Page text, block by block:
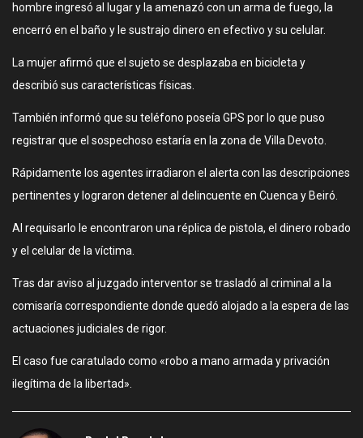
hombre ingresó al lugar y la amenazó con un arma de fuego, la
encerró en el baño y le sustrajo dinero en efectivo y su celular.
La mujer afirmó que el sujeto se desplazaba en bicicleta y
describió sus características físicas.
También informó que su teléfono poseía GPS por lo que puso
registrar que el sospechoso estaría en la zona de Villa Devoto.
Rápidamente los agentes irradiaron el alerta con las descripciones
pertinentes y lograron detener al delincuente en Cuenca y Beiró.
Al requisarlo le encontraron una réplica de pistola, el dinero robado
y el celular de la víctima.
Tras dar aviso al juzgado interventor se trasladó al criminal a la
comisaría correspondiente donde quedó alojado a la espera de las
actuaciones judiciales de rigor.
El caso fue caratulado como «robo a mano armada y privación
ilegítima de la libertad».